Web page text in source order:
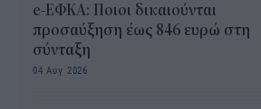
e-ΕΦΚΑ: Ποιοι δικαιούνται
προσαύξηση έως 846 ευρώ στη
σύνταξη
04 Αυγ 2026